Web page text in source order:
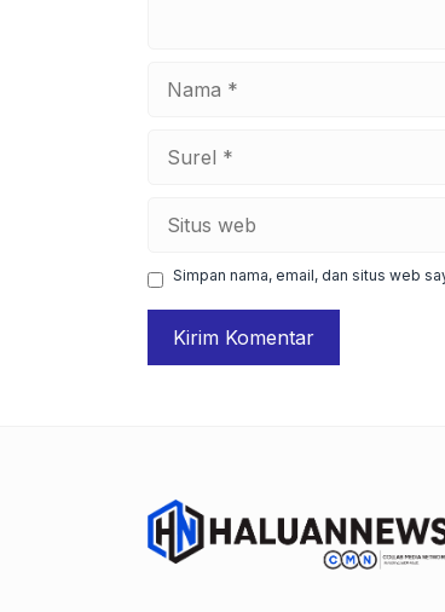
Simpan nama, email, dan situs web